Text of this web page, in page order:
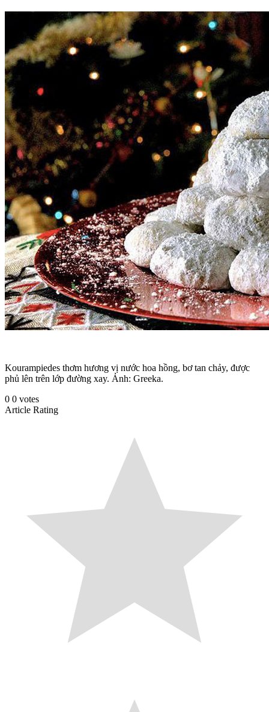
Kourampiedes thơm hương vị nước hoa hồng, bơ tan chảy, được
phủ lên trên lớp đường xay. Ảnh: Greeka.
0 0 votes
Article Rating